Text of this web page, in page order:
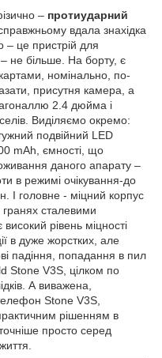
– протиударний
вдала знахідка
– це пристрій для
– не більше. На борту, є
номінально, по-
присутня камера, а
2.4 дюйма і
Виділяємо окремо:
подвійний LED
mAh, ємності, що
даного апарату –
в режимі очікування-до
І головне - міцний корпус
гранях сталевими
рівень міцності
в дуже жорстких, але
падіння, попадання в пил
Stone V3S, цілком по
А виважена,
Stone V3S,
рішенням в
просто серед